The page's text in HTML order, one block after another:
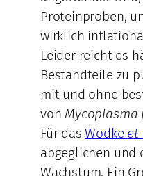
Proteinproben,
wirklich
Leider reicht es
Bestandteile zu
mit und ohne
vonMycoplasma
Für dasWodke et
abgeglichen und
Wachstum. Ein